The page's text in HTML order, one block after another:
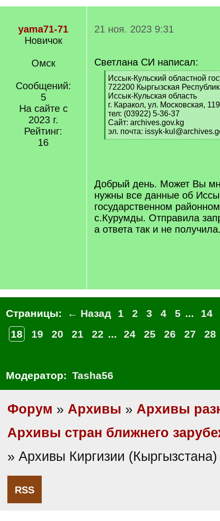
yama71-71
Новичок
Омск
Сообщений:
5
На сайте с
2023 г.
Рейтинг:
16
21 ноя. 2023 9:31
Светлана СИ написал:
[
q
]
Иссык-Кульский областной
722200 Кыргызская
Иссык-Кульская область
г. Каракол, ул. Московская, 119
тел: (03922) 5-36-37
Сайт: archives.gov.kg
эл. почта: issyk-
[
Добрый день. Может Вы
нужны все данные об
государственном
с.Курумды. Отправила
а ответа так и не
Страницы: ← Назад 1 2 3 4 5 ...
14
18
19 20 21 22 ... 24 25 26 27 28
Модератор: Tasha56
Форум » Архивы » Архивы
Архивы стран ближнего
» Архивы Киргизии
RSS